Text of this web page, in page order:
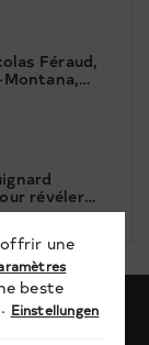
Féraud,
Canal9
révéler
offrir une
beste
Einstellungen